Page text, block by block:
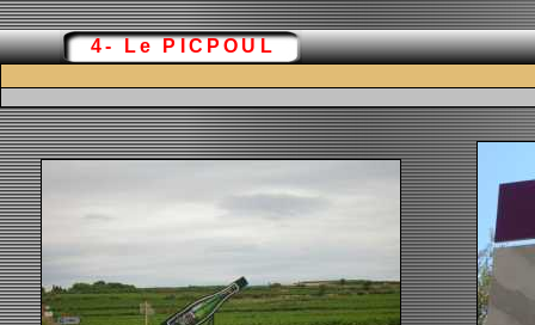
4- Le PICPOUL